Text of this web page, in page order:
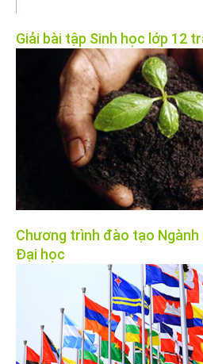
Giải bài tập Sinh học lớp 12
Chương trình đào tạo
Đại học